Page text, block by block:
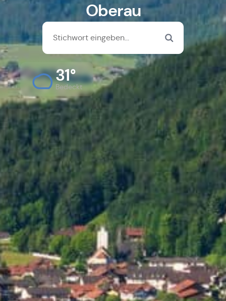
Oberau
31°
Bedeckt